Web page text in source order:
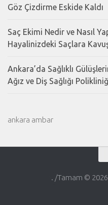
Göz Çizdirme Eskide Kaldı
Saç Ekimi Nedir ve Nasıl
Hayalinizdeki Saçlara
Ankara’da Sağlıklı
Ağız ve Diş Sağlığı
ankara ambar
. /Tamam ©